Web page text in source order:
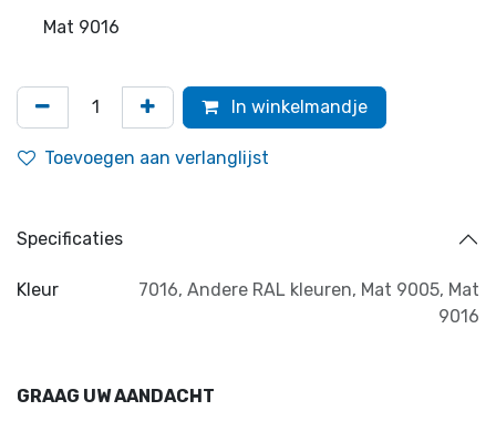
Mat 9016
In winkelmandje
Toevoegen aan verlanglijst
Specificaties
Kleur 7016, Andere RAL kleuren, Mat 9005, Mat
9016
GRAAG UW AANDACHT